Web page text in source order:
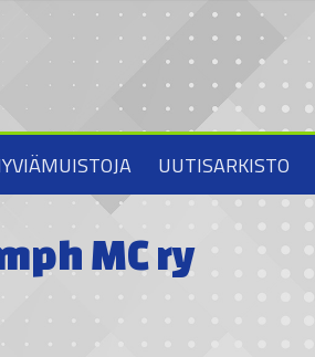
UUTISARKISTO
MC ry